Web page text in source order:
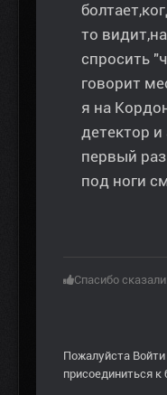
то
спросить
говорит
я на
детектор и
первый
под ноги
Спасибо сказали:
Пожалуйста Войти
присоединиться к